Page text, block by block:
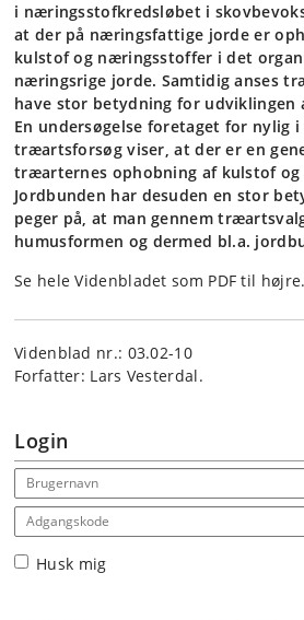
i næringsstofkredsløbet i
at der på næringsfattige jorde er
kulstof og næringsstoffer i det
næringsrige jorde. Samtidig anses
have stor betydning for udviklingen
En undersøgelse foretaget for nylig i
træartsforsøg viser, at der er en
træarternes ophobning af kulstof
Jordbunden har desuden en stor
peger på, at man gennem
humusformen og dermed bl.a.
Se hele Videnbladet som PDF til højre.
Videnblad nr.: 03.02-10
Forfatter: Lars Vesterdal.
Login
Email address
Adgangskode
Husk mig